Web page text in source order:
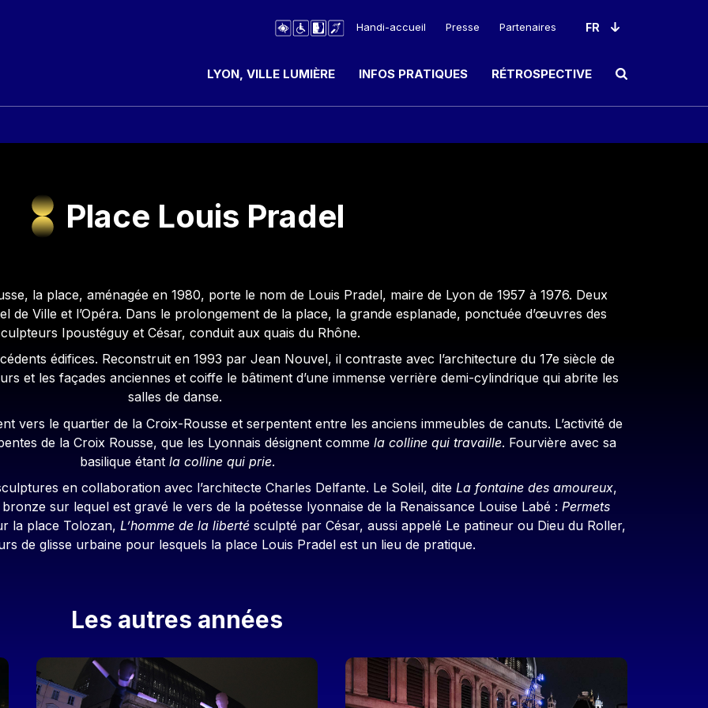
Handi-accueil Presse Partenaires
LYON, VILLE LUMIÈRE INFOS PRATIQUES RÉTROSPECTIVE Ouvrir le champ de
Place Louis Pradel
la place, aménagée en 1980, porte le nom de Louis Pradel, maire de Lyon de 1957 à 1976. Deux
de Ville et l’Opéra. Dans le prolongement de la place, la grande esplanade, ponctuée d’œuvres des
Ipoustéguy et César, conduit aux quais du Rhône.
édifices. Reconstruit en 1993 par Jean Nouvel, il contraste avec l’architecture du 17e siècle de
et les façades anciennes et coiffe le bâtiment d’une immense verrière demi-cylindrique qui abrite les
salles de danse.
vers le quartier de la Croix-Rousse et serpentent entre les anciens immeubles de canuts. L’activité de
de la Croix Rousse, que les Lyonnais désignent comme la colline qui travaille. Fourvière avec sa
basilique étantla colline qui prie.
en collaboration avec l’architecte Charles Delfante. Le Soleil, dite La fontaine des amoureux,
sur lequel est gravé le vers de la poétesse lyonnaise de la Renaissance Louise Labé : Permets
la place Tolozan, L’homme de la libertésculpté par César, aussi appelé Le patineur ou Dieu du Roller,
de glisse urbaine pour lesquels la place Louis Pradel est un lieu de pratique.
Les autres années
Image Image